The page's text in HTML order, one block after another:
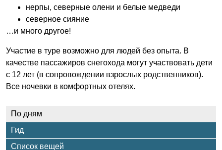
нерпы, северные олени и белые медведи
северное сияние
…и много другое!
Участие в туре возможно для людей без опыта. В
качестве пассажиров снегохода могут участвовать дети
с 12 лет (в сопровождении взрослых родственников).
Все ночевки в комфортных отелях.
По дням
Гид
Список вещей